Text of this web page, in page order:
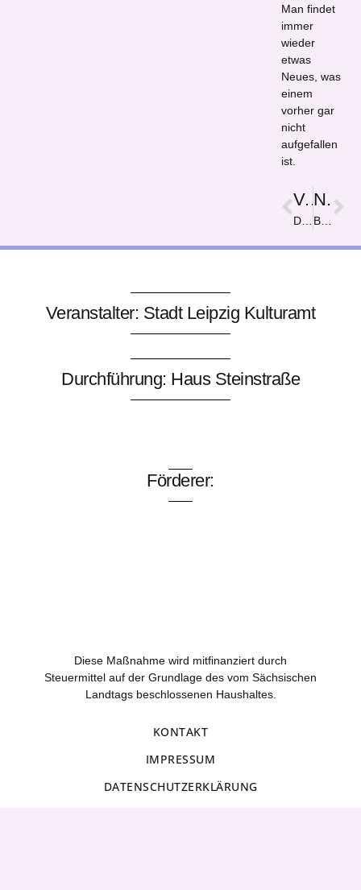
Man findet
immer
wieder
etwas
Neues, was
einem
vorher gar
nicht
aufgefallen
ist.
Vorige
Die Villa Schuhkarton
Nächster
Boot im Gewitter
Veranstalter: Stadt Leipzig Kulturamt
Durchführung: Haus Steinstraße
Förderer:
Diese Maßnahme wird mitfinanziert durch
Steuermittel auf der Grundlage des vom Sächsischen
Landtags beschlossenen Haushaltes.
KONTAKT
IMPRESSUM
DATENSCHUTZERKLÄRUNG